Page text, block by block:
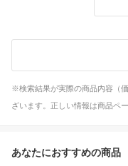
※検索結果が実際の商品内容（
ざいます。正しい情報は商品ペ
あなたにおすすめの商品